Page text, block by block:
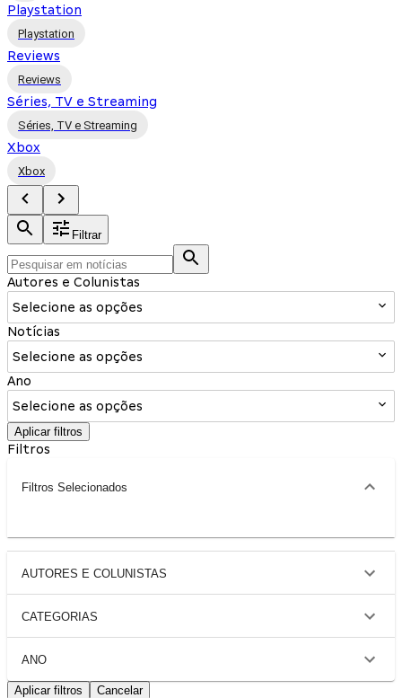
Playstation
Playstation
Reviews
Reviews
Séries, TV e Streaming
Séries, TV e Streaming
Xbox
Xbox
Filtrar
Autores e Colunistas
Selecione as opções
Notícias
Selecione as opções
Ano
Selecione as opções
Aplicar filtros
Filtros
Filtros Selecionados
AUTORES E COLUNISTAS
CATEGORIAS
ANO
Aplicar filtros Cancelar